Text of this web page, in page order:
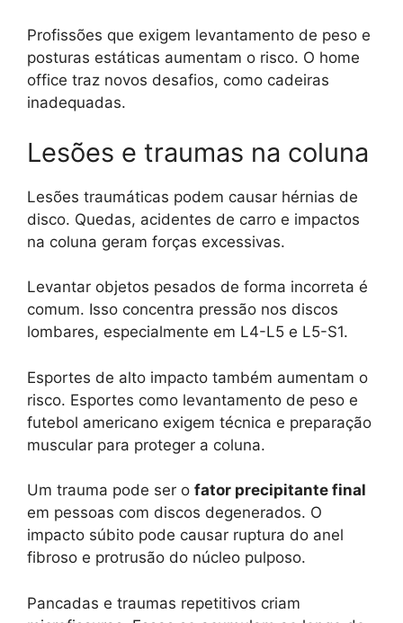
Profissões que exigem levantamento de peso e
posturas estáticas aumentam o risco. O home
office traz novos desafios, como cadeiras
inadequadas.
Lesões e traumas na coluna
Lesões traumáticas podem causar hérnias de
disco. Quedas, acidentes de carro e impactos
na coluna geram forças excessivas.
Levantar objetos pesados de forma incorreta é
comum. Isso concentra pressão nos discos
lombares, especialmente em L4-L5 e L5-S1.
Esportes de alto impacto também aumentam o
risco. Esportes como levantamento de peso e
futebol americano exigem técnica e preparação
muscular para proteger a coluna.
Um trauma pode ser o fator precipitante final
em pessoas com discos degenerados. O
impacto súbito pode causar ruptura do anel
fibroso e protrusão do núcleo pulposo.
Pancadas e traumas repetitivos criam